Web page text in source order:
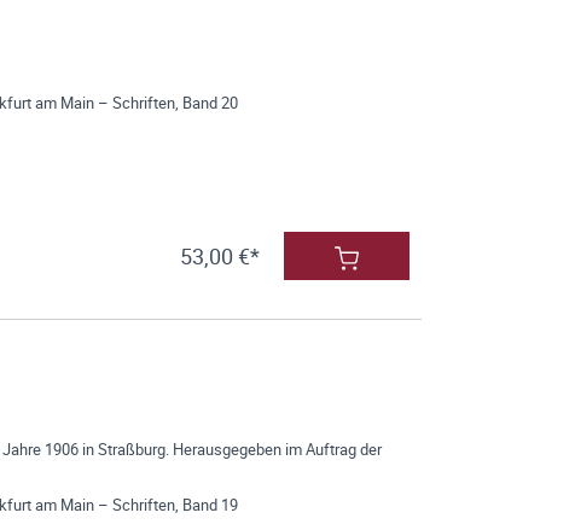
am Main – Schriften, Band 20
53,00 €*
1906 in Straßburg. Herausgegeben im Auftrag der
am Main – Schriften, Band 19